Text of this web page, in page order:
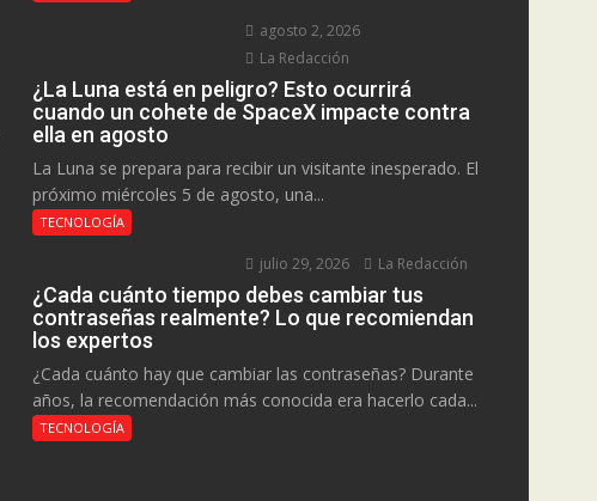
agosto 2, 2026
La Redacción
¿La Luna está en peligro? Esto ocurrirá
cuando un cohete de SpaceX impacte contra
ella en agosto
La Luna se prepara para recibir un visitante inesperado. El
próximo miércoles 5 de agosto, una...
TECNOLOGÍA
julio 29, 2026 La Redacción
¿Cada cuánto tiempo debes cambiar tus
contraseñas realmente? Lo que recomiendan
los expertos
¿Cada cuánto hay que cambiar las contraseñas? Durante
años, la recomendación más conocida era hacerlo cada...
TECNOLOGÍA